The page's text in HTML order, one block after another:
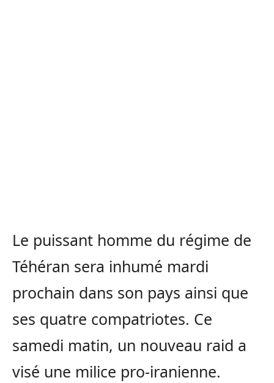
Le puissant homme du régime de
Téhéran sera inhumé mardi
prochain dans son pays ainsi que
ses quatre compatriotes. Ce
samedi matin, un nouveau raid a
visé une milice pro-iranienne.